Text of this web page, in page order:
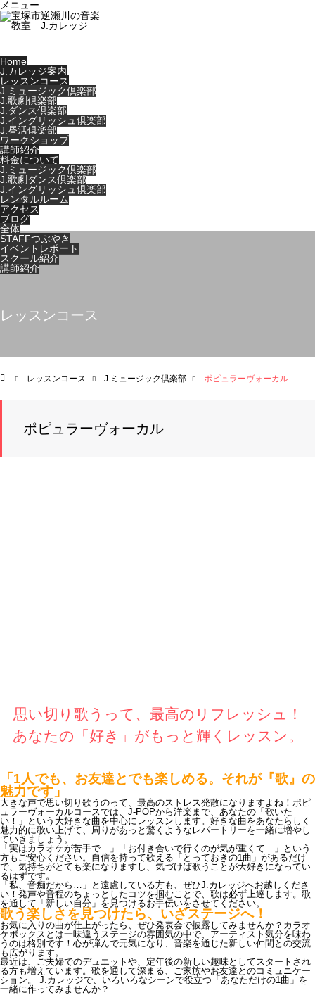
メニュー
Home
J.カレッジ案内
レッスンコース
J.ミュージック倶楽部
J.歌劇倶楽部
J.ダンス倶楽部
J.イングリッシュ倶楽部
J.昼活倶楽部
ワークショップ
講師紹介
料金について
J.ミュージック倶楽部
J.歌劇ダンス倶楽部
J.イングリッシュ倶楽部
レンタルルーム
アクセス
ブログ
全体
STAFFつぶやき
イベントレポート
スクール紹介
講師紹介
レッスンコース
レッスンコース J.ミュージック倶楽部 ポピュラーヴォーカル
ポピュラーヴォーカル
思い切り歌うって、最高のリフレッシュ！
あなたの「好き」がもっと輝くレッスン。
「1人でも、お友達とでも楽しめる。それが『歌』の
魅力です」
大きな声で思い切り歌うのって、最高のストレス発散になりますよね！ポピ
ュラーヴォーカルコースでは、J-POPから洋楽まで、あなたの「歌いた
い！」という大好きな曲を中心にレッスンします。好きな曲をあなたらしく
魅力的に歌い上げて、周りがあっと驚くようなレパートリーを一緒に増やし
ていきましょう。
「実はカラオケが苦手で…」「お付き合いで行くのが気が重くて…」という
方もご安心ください。自信を持って歌える「とっておきの1曲」があるだけ
で、気持ちがとても楽になりますし、気づけば歌うことが大好きになってい
るはずです。
「私、音痴だから…」と遠慮している方も、ぜひJ.カレッジへお越しくださ
い！発声や音程のちょっとしたコツを掴むことで、歌は必ず上達します。歌
を通して「新しい自分」を見つけるお手伝いをさせてください。
歌う楽しさを見つけたら、いざステージへ！
お気に入りの曲が仕上がったら、ぜひ発表会で披露してみませんか？カラオ
ケボックスとは一味違うステージの雰囲気の中で、アーティスト気分を味わ
うのは格別です！心が弾んで元気になり、音楽を通じた新しい仲間との交流
も広がります。
最近は、ご夫婦でのデュエットや、定年後の新しい趣味としてスタートされ
る方も増えています。歌を通して深まる、ご家族やお友達とのコミュニケー
ション。 J.カレッジで、いろいろなシーンで役立つ「あなただけの1曲」を
一緒に作ってみませんか？